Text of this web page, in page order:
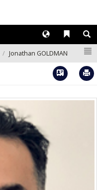
Liens
Langues
Jonathan GOLDMAN
Vcard